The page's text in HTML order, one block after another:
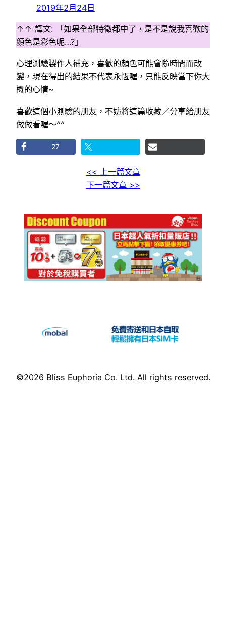
2019年2月24日
↑↑ 譯文: 「如果全部特徵都中了，是不是說我喜歡的
顏色是彩色呢…?」
心理測驗製作人補充，喜歡的顏色可能會隨時間而改
變，現在得出的結果不代表永恆喔，只能反映當下你大
概的心情~
喜歡這個小測驗的朋友，不妨將這篇收藏／分享給朋友
做做看喔～^^
27
<< 上一篇文章
下一篇文章 >>
©2026 Bliss Euphoria Co. Ltd. All rights reserved.